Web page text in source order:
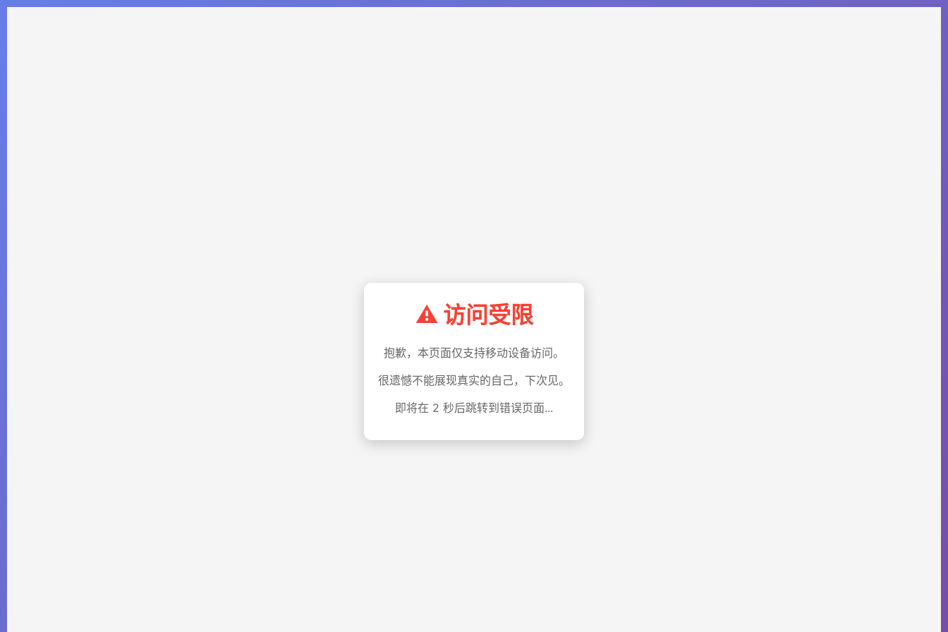
⚠️ 访问受限
抱歉，本页面仅支持移动设备访问。
很遗憾不能展现真实的自己，下次见。
即将在1秒后跳转到错误页面...